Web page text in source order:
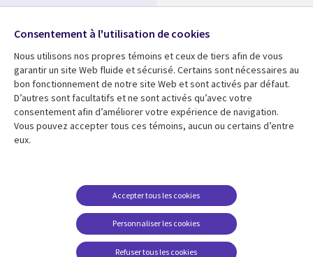
Fusions
Salle de presse
Ressources
Articles
Études de cas
Baladodiffusions
Support
Restrictions et
conditions juridiques
Carrières FAQ
Centre de gestion des
Suivez-nous
Social
Media
Global
FR
Consentement à l'utilisation de cookies
Nous utilisons nos propres témoins et ceux de tiers afin de vous
garantir un site Web fluide et sécurisé. Certains sont nécessaires au
bon fonctionnement de notre site Web et sont activés par défaut.
D’autres sont facultatifs et ne sont activés qu’avec votre
consentement afin d’améliorer votre expérience de navigation.
Vous pouvez accepter tous ces témoins, aucun ou certains d’entre
eux.
Personnaliser les cookies
Accepter tous les cookies
Refuser tous les cookies